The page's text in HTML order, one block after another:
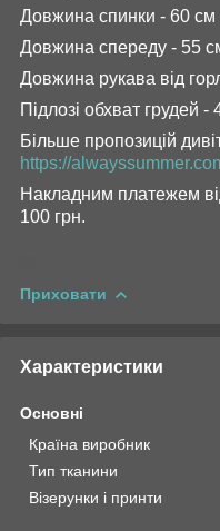
Довжина спинки - 60 см
Довжина спереду - 55
Довжина рукава від
Підлозі обхват грудей -
Більше пропозицій
https://
Накладним платежем
100 грн.
Приховати
Характеристики
Основні
Країна виробник
Тип тканини
Візерунки і принти